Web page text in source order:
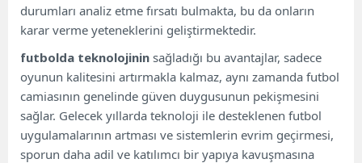
durumları analiz etme fırsatı bulmakta, bu da onların
karar verme yeteneklerini geliştirmektedir.
futbolda teknolojinin sağladığı bu avantajlar, sadece
oyunun kalitesini artırmakla kalmaz, aynı zamanda futbol
camiasının genelinde güven duygusunun pekişmesini
sağlar. Gelecek yıllarda teknoloji ile desteklenen futbol
uygulamalarının artması ve sistemlerin evrim geçirmesi,
sporun daha adil ve katılımcı bir yapıya kavuşmasına